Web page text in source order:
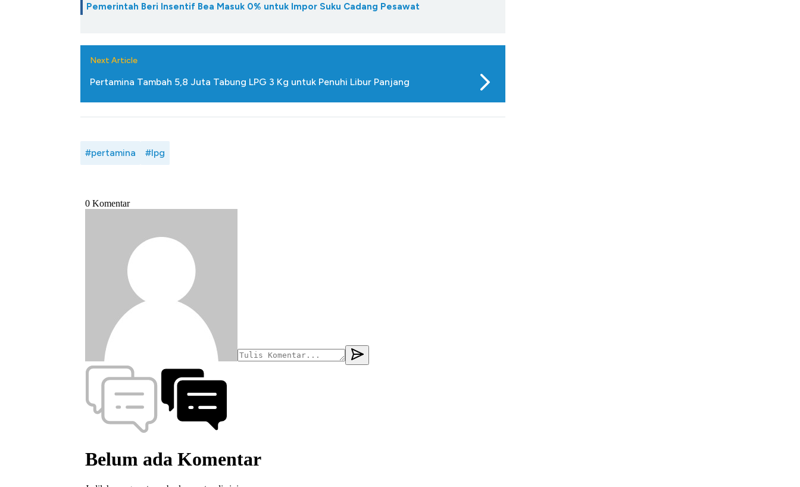
Pemerintah Beri Insentif Bea Masuk 0% untuk Impor Suku Cadang Pesawat
Next Article
Pertamina Tambah 5,8 Juta Tabung LPG 3 Kg untuk Penuhi Libur Panjang
#pertamina #lpg